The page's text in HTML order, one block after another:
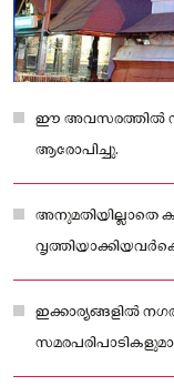
ഈ അവസരത്തിൽ
ആരോപിച്ചു.
അനുമതിയില്ലാതെ
ഇവർ നഗരസഭ
ഇക്കാര്യങ്ങളിൽ
പറഞ്ഞു.